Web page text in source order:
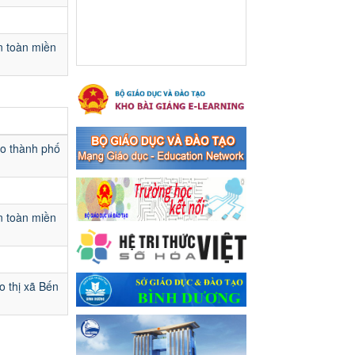
toàn miền
thành phố
toàn miền
thị xã Bến
hoàn toàn miền năm -
thống nhất đất nước
(30/4/1975-30/4/2024) và
Quốc tế lao động 01/5
Thông báo về việc treo Quốc
kỳ và nghỉ lễ kỉ niệm 49 năm
ngày Giải phóng hoàn toàn
miền năm - thống nhất đất
nước (30/4/1975-30/4/2024)
và Quốc tế lao động 01/5
Ngày ban hành: 24/04/2024
Kế hoạch phổ biến. giáo
dục pháp luật năm 2024 của
ngành Giáo dục và Đào tạo
thị xã Bến Cát
Kế hoạch phổ biến. giáo dục